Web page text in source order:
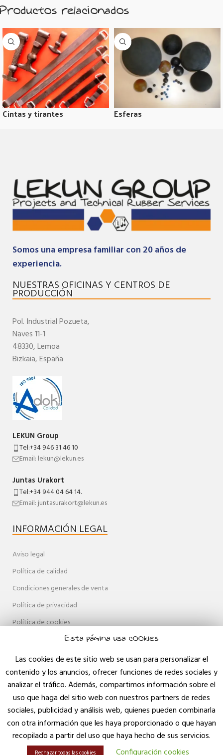
Productos relacionados
Cintas y tirantes Esferas
Somos una empresa familiar con 20 años de
experiencia.
NUESTRAS OFICINAS Y CENTROS DE
PRODUCCIÓN
Pol. IndustrialPozueta,
Naves 11-1
48330,Lemoa
Bizkaia,España
LEKUN Group
Tel:+34 946 31 46 10
Email: lekun@lekun.es
Juntas Urakort
Tel:+34 944 04 64 14.
Email: juntasurakort@lekun.es
INFORMACIÓN LEGAL
Aviso legal
Política de calidad
Condiciones generales de venta
Política de privacidad
Política de cookies
Mapa web
Contacto
Blog
Esta página usa cookies
Las cookies de este sitio web se usan para personalizar el
contenido y los anuncios, ofrecer funciones de redes sociales y
analizar el tráfico. Además, compartimos información sobre el
uso que haga del sitio web con nuestros partners de redes
sociales, publicidad y análisis web, quienes pueden combinarla
con otra información que les haya proporcionado o que hayan
recopilado a partir del uso que haya hecho de sus servicios.
Rechazar todas las cookies